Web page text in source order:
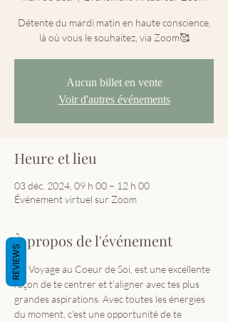
Détente du mardi matin en haute conscience,
là où vous le souhaitez, via Zoom🥰
Aucun billet en vente
Voir d'autres événements
Heure et lieu
03 déc. 2024, 09 h 00 – 12 h 00
Événement virtuel sur Zoom
À propos de l'événement
Ce Voyage au Coeur de Soi, est une excellente
façon de te centrer et t'aligner avec tes plus
grandes aspirations. Avec toutes les énergies
du moment, c'est une opportunité de te
REVIEWS